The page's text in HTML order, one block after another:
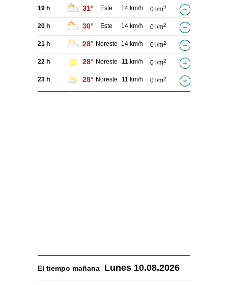
19 h 31° Este 14 km/h 0 l/m2
20 h 30° Este 14 km/h 0 l/m2
21 h 28° Noreste 14 km/h 0 l/m2
22 h 28° Noreste 11 km/h 0 l/m2
23 h 28° Noreste 11 km/h 0 l/m2
El tiempo mañana Lunes 10.08.2026